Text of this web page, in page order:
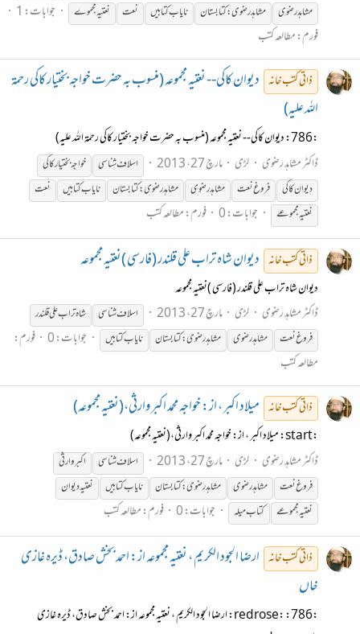
مشاہد رضوی
مشاہدرضوی:کتابستان نایاب کتابیں نعت نعتیہ مجموے
جوابات: 1
فورم:مطالعہ کتب
ذاتی کتب خانہ دیوان کاکی-- نعتیہ مجموعہ (منسوب بہ حضرت خواجہ بختیار کاکی رحمۃ
اللہ علیہ)
:786: دیوان کاکی-- نعتیہ مجموعہ (منسوب بہ حضرت خواجہ بختیار کاکی رحمۃ اللہ علیہ)
ڈاکٹر مشاہد رضوی
لڑی مارچ 27، 2013 اسلافشناسی
خواجہ بختیار کاکی
دیوان کاکی
فروغ نعت مشاہد رضوی مشاہدرضوی:کتابستان نایاب کتابیں
نعت
نعتیہ مجموعے
جوابات: 0 فورم:مطالعہ کتب
ذاتی کتب خانہ دیوان شاہ تراب علی قلندر (فارسی )نعتیہ مجموعہ
دیوان شاہ تراب علی قلندر (فارسی )نعتیہ مجموعہ
ڈاکٹر مشاہد رضوی
لڑی مارچ 27، 2013 اسلافشناسی
شاہ تراب علی قلندر
فروغ نعت
مشاہدرضوی مشاہدرضوی:کتابستان نایاب کتابیں جوابات: 0
فورم:
مطالعہ کتب
ذاتی کتب خانہ میلاد اکبر ، از: خواجہ محمد اکبر وارثی،(نعتیہ مجموعہ)
:start: میلاد اکبر ، از: خواجہ محمد اکبر وارثی،(نعتیہ مجموعہ)
ڈاکٹر مشاہد رضوی
لڑی مارچ 27، 2013 اسلافشناسی
اکبر وارثی
فروغ نعت
مشاہد رضوی مشاہدرضوی:کتابستان نایاب کتابیں
نعتیہ دیوان
نعتیہ مجموعے
کتاب میلہ جوابات: 0 فورم:مطالعہ کتب
ذاتی کتب خانہ ارضا الجود الکریم ، نعتیہ مجموعہ از: احمد بخش صادق، ڈیرہ غازی
خاں
:786: :redrose: ارضا الجود الکریم ، نعتیہ مجموعہ از: احمد بخش صادق، ڈیرہ غازی